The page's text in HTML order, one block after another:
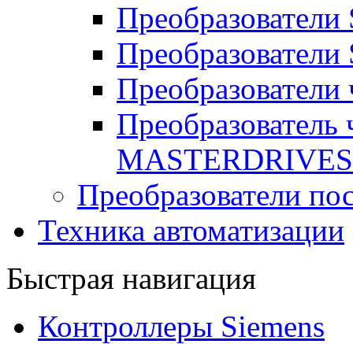
MASTERDRIVES
Преобразователи
Техника автоматизации
Быстрая навигация
Контроллеры Siemens